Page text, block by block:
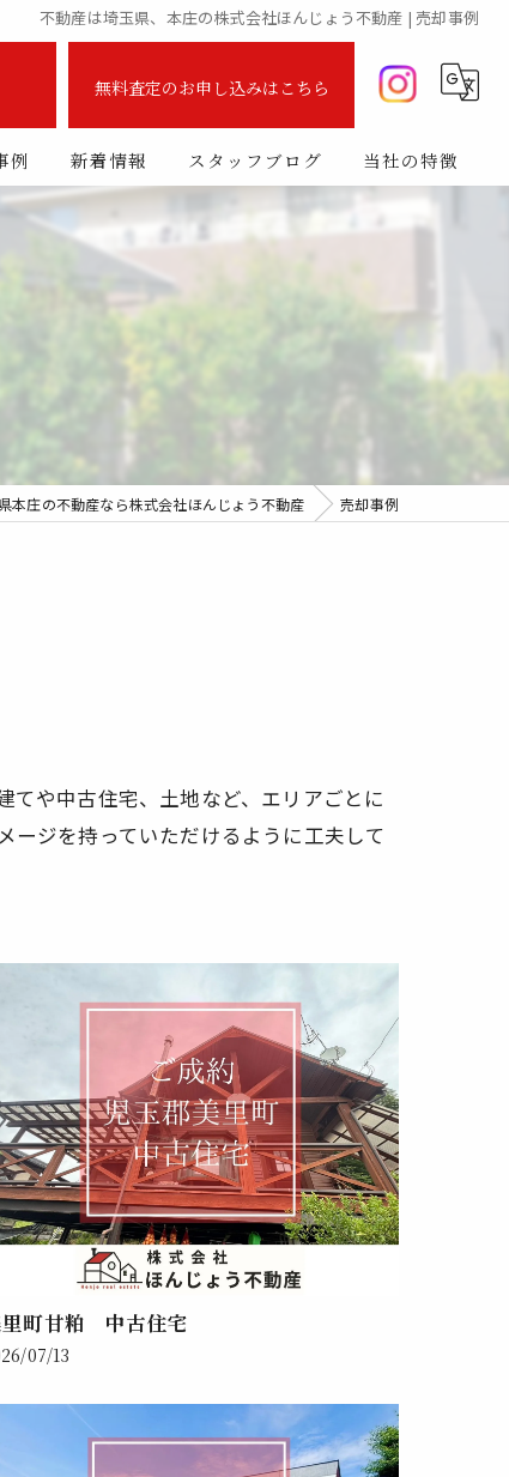
不動産は埼玉県、本庄の株式会社ほんじょう不動産 | 売却事例
無料査定のお申し込みはこちら
例 新着情報 スタッフブログ 当社の特徴
買取
本庄の不動産なら株式会社ほんじょう不動産 売却事例
や中古住宅、土地など、エリアごとに
ージを持っていただけるように工夫して
町甘粕 中古住宅
07/13